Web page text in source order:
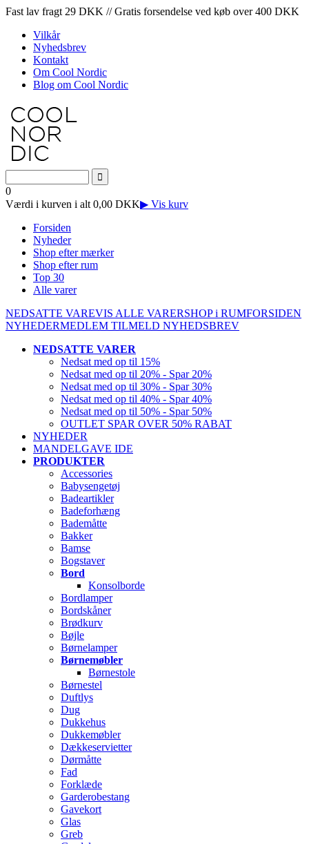
Fast lav fragt 29 DKK // Gratis forsendelse ved køb over 400 DKK
Vilkår
Nyhedsbrev
Kontakt
Om Cool Nordic
Blog om Cool Nordic
0
Værdi i kurven i alt 0,00 DKK▶ Vis kurv
Forsiden
Nyheder
Shop efter mærker
Shop efter rum
Top 30
Alle varer
NEDSATTE VAREVIS ALLE VARERSHOP i RUMFORSIDEN
NYHEDERMEDLEM TILMELD NYHEDSBREV
NEDSATTE VARER
Nedsat med op til 15%
Nedsat med op til 20% - Spar 20%
Nedsat med op til 30% - Spar 30%
Nedsat med op til 40% - Spar 40%
Nedsat med op til 50% - Spar 50%
OUTLET SPAR OVER 50% RABAT
NYHEDER
MANDELGAVE IDE
PRODUKTER
Accessories
Babysengetøj
Badeartikler
Badeforhæng
Bademåtte
Bakker
Bamse
Bogstaver
Bord
Konsolborde
Bordlamper
Bordskåner
Brødkurv
Bøjle
Børnelamper
Børnemøbler
Børnestole
Børnestel
Duftlys
Dug
Dukkehus
Dukkemøbler
Dækkeservietter
Dørmåtte
Fad
Forklæde
Garderobestang
Gavekort
Glas
Greb